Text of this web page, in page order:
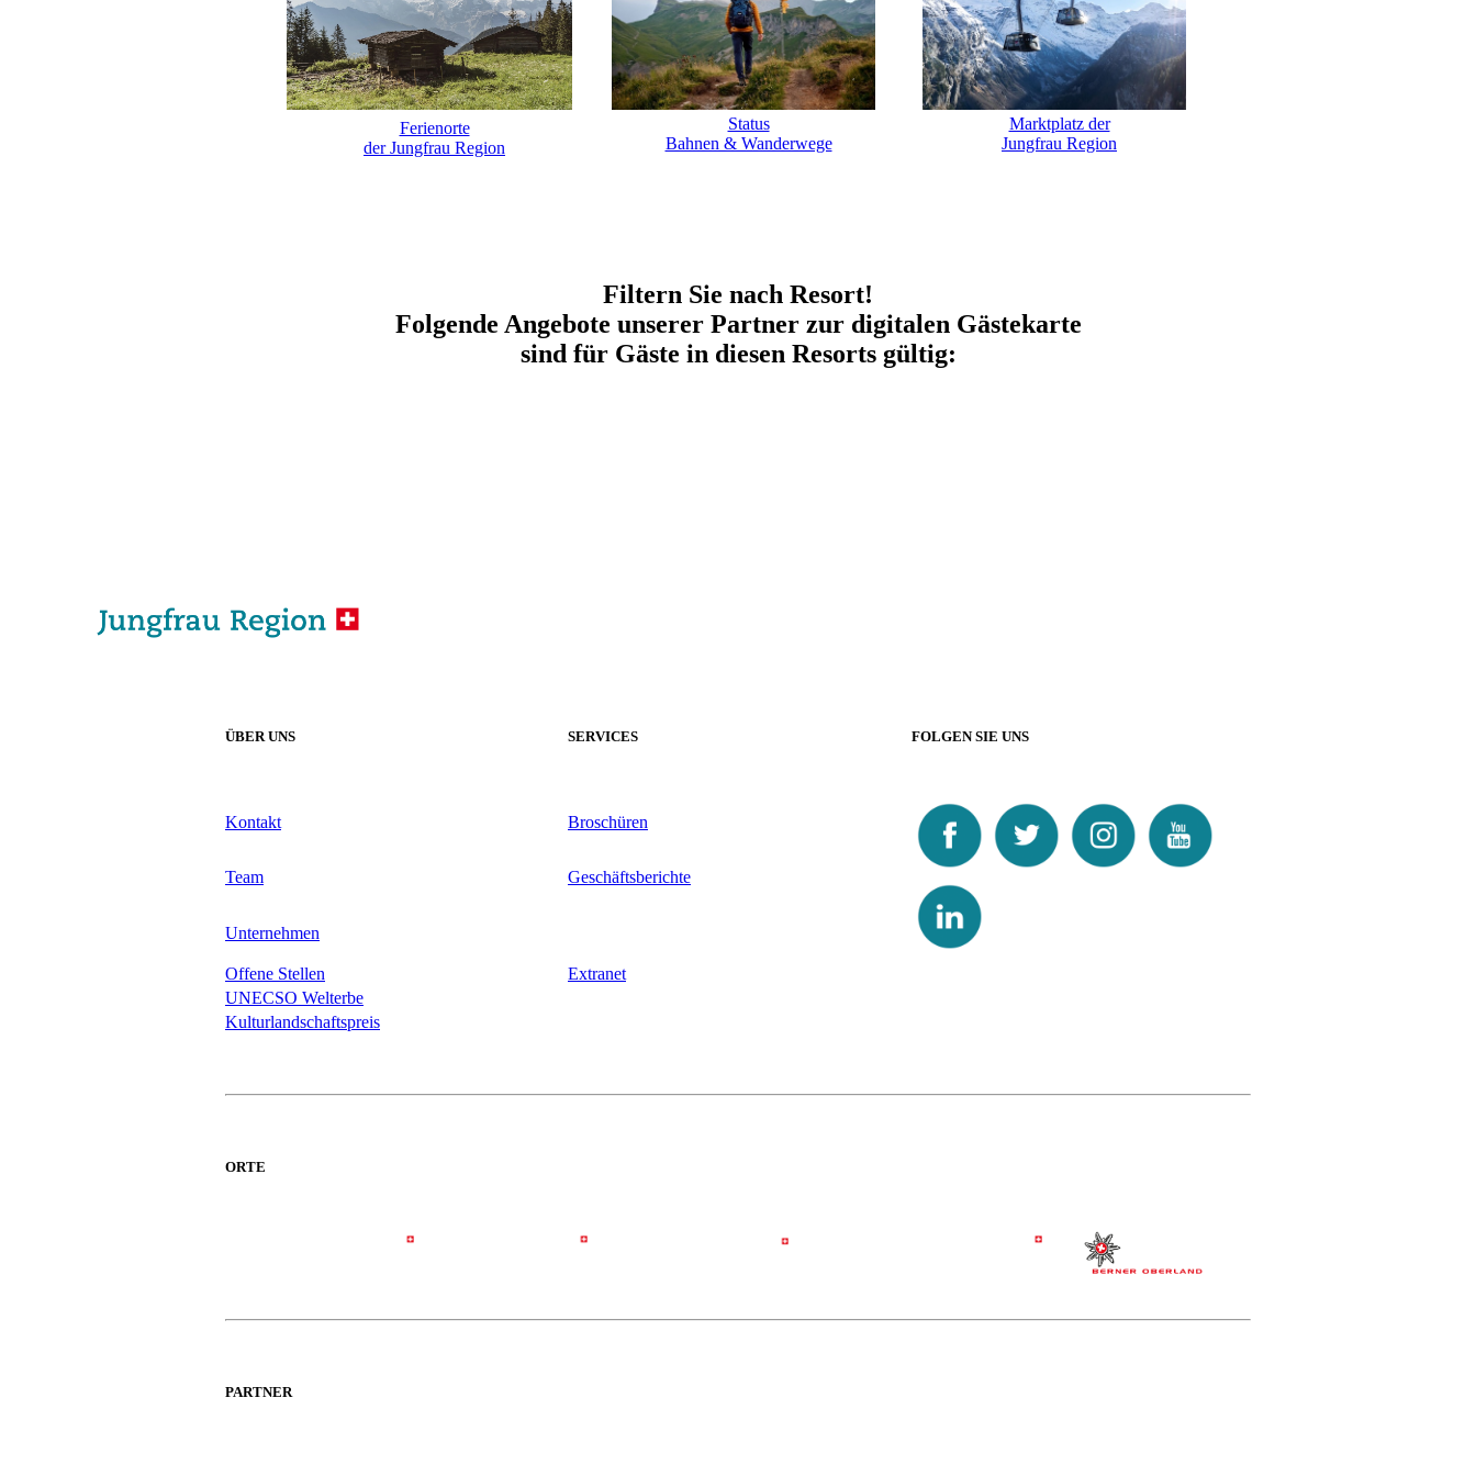
Ferienorte
der Jungfrau Region
Status
Bahnen & Wanderwege
Marktplatz der
Jungfrau Region
Filtern Sie nach Resort!
Folgende Angebote unserer Partner zur digitalen Gästekarte
sind für Gäste in diesen Resorts gültig:
ÜBER UNS SERVICES FOLGEN SIE UNS
Kontakt Broschüren
Team Geschäftsberichte
Unternehmen
Offene Stellen
Extranet
UNECSO Welterbe
Kulturlandschaftspreis
ORTE
PARTNER